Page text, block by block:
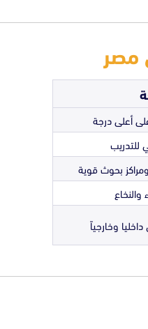
أعلى درجة
للتدريب
بحوث قوية
والنخاع
وخارجياً